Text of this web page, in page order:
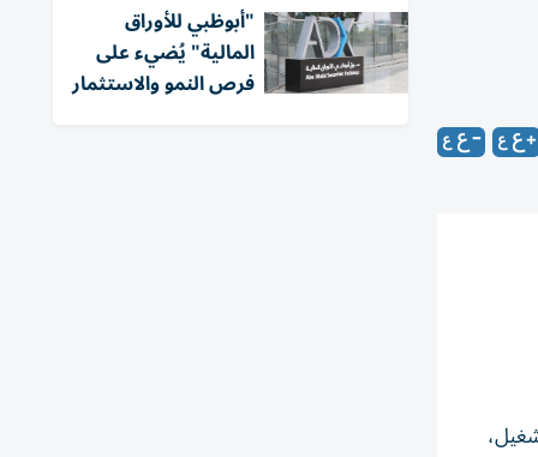
"أبوظبي للأوراق
المالية" يُضيء على
فرص النمو والاستثمار